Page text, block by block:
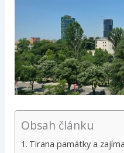
Obsah článku
Tirana památky a